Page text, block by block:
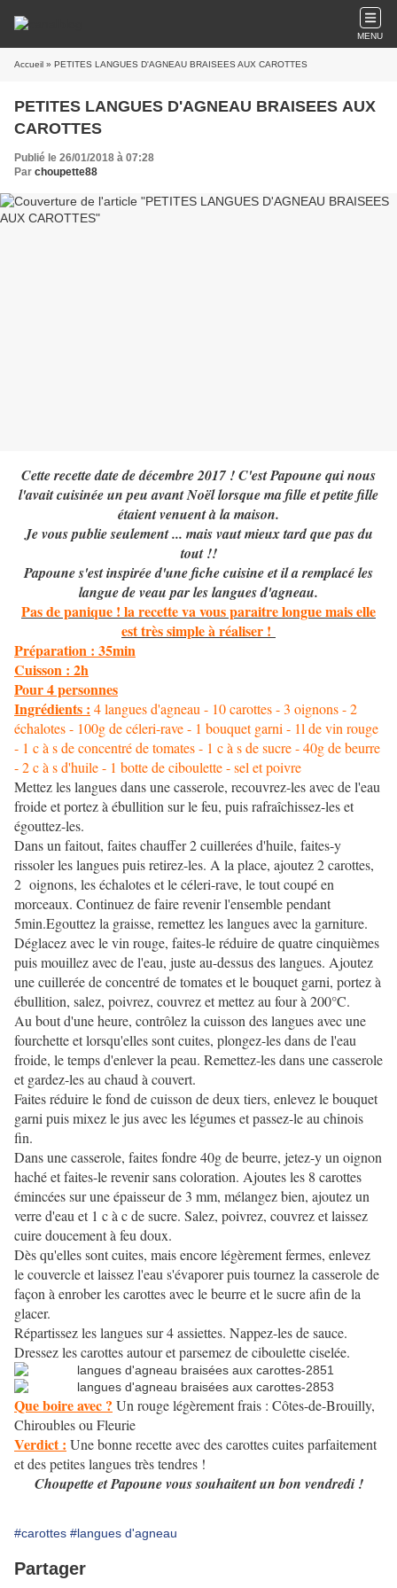
MENU
Accueil » PETITES LANGUES D'AGNEAU BRAISEES AUX CAROTTES
PETITES LANGUES D'AGNEAU BRAISEES AUX
CAROTTES
Publié le 26/01/2018 à 07:28
Par choupette88
Cette recette date de décembre 2017 ! C'est Papoune qui nous
l'avait cuisinée un peu avant Noël lorsque ma fille et petite fille
étaient venuent à la maison.
Je vous publie seulement ... mais vaut mieux tard que pas du
tout !!
Papoune s'est inspirée d'une fiche cuisine et il a remplacé les
langue de veau par les langues d'agneau.
Pas de panique ! la recette va vous paraitre longue mais elle
est très simple à réaliser !
Préparation : 35min
Cuisson : 2h
Pour 4 personnes
Ingrédients : 4 langues d'agneau - 10 carottes - 3 oignons - 2
échalotes - 100g de céleri-rave - 1 bouquet garni - 1l de vin rouge
- 1 c à s de concentré de tomates - 1 c à s de sucre - 40g de beurre
- 2 c à s d'huile - 1 botte de ciboulette - sel et poivre
Mettez les langues dans une casserole, recouvrez-les avec de l'eau
froide et portez à ébullition sur le feu, puis rafraîchissez-les et
égouttez-les.
Dans un faitout, faites chauffer 2 cuillerées d'huile, faites-y
rissoler les langues puis retirez-les. A la place, ajoutez 2 carottes,
2 oignons, les échalotes et le céleri-rave, le tout coupé en
morceaux. Continuez de faire revenir l'ensemble pendant
5min.Egouttez la graisse, remettez les langues avec la garniture.
Déglacez avec le vin rouge, faites-le réduire de quatre cinquièmes
puis mouillez avec de l'eau, juste au-dessus des langues. Ajoutez
une cuillerée de concentré de tomates et le bouquet garni, portez à
ébullition, salez, poivrez, couvrez et mettez au four à 200°C.
Au bout d'une heure, contrôlez la cuisson des langues avec une
fourchette et lorsqu'elles sont cuites, plongez-les dans de l'eau
froide, le temps d'enlever la peau. Remettez-les dans une casserole
et gardez-les au chaud à couvert.
Faites réduire le fond de cuisson de deux tiers, enlevez le bouquet
garni puis mixez le jus avec les légumes et passez-le au chinois
fin.
Dans une casserole, faites fondre 40g de beurre, jetez-y un oignon
haché et faites-le revenir sans coloration. Ajoutes les 8 carottes
émincées sur une épaisseur de 3 mm, mélangez bien, ajoutez un
verre d'eau et 1 c à c de sucre. Salez, poivrez, couvrez et laissez
cuire doucement à feu doux.
Dès qu'elles sont cuites, mais encore légèrement fermes, enlevez
le couvercle et laissez l'eau s'évaporer puis tournez la casserole de
façon à enrober les carottes avec le beurre et le sucre afin de la
glacer.
Répartissez les langues sur 4 assiettes. Nappez-les de sauce.
Dressez les carottes autour et parsemez de ciboulette ciselée.
Que boire avec ? Un rouge légèrement frais : Côtes-de-Brouilly,
Chiroubles ou Fleurie
Verdict : Une bonne recette avec des carottes cuites parfaitement
et des petites langues très tendres !
Choupette et Papoune vous souhaitent un bon vendredi !
#carottes #langues d'agneau
Partager